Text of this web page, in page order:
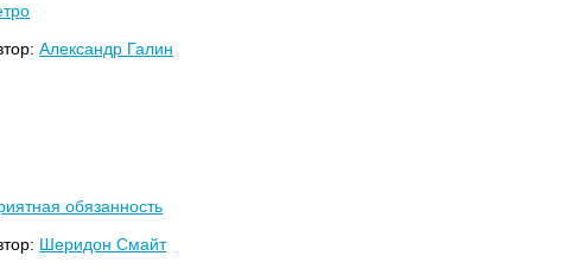
Александр Галин
обязанность
Шеридон Смайт